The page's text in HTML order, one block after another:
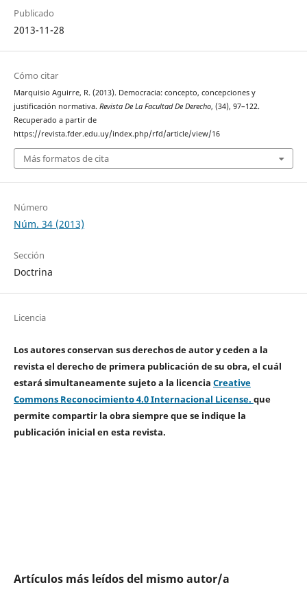
Publicado
2013-11-28
Cómo citar
Marquisio Aguirre, R. (2013). Democracia: concepto, concepciones y
justificación normativa. Revista De La Facultad De Derecho, (34), 97–122.
Recuperado a partir de
https://revista.fder.edu.uy/index.php/rfd/article/view/16
Más formatos de cita
Número
Núm. 34 (2013)
Sección
Doctrina
Licencia
Los autores conservan sus derechos de autor y ceden a la
revista el derecho de primera publicación de su obra, el cuál
estará simultaneamente sujeto a la licencia Creative
Commons Reconocimiento 4.0 Internacional License. que
permite compartir la obra siempre que se indique la
publicación inicial en esta revista.
Artículos más leídos del mismo autor/a